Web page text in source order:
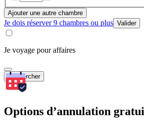
Ajouter une autre chambre
Je dois réserver 9 chambres ou plus Valider
Je voyage pour affaires
Rechercher
Options d’annulation